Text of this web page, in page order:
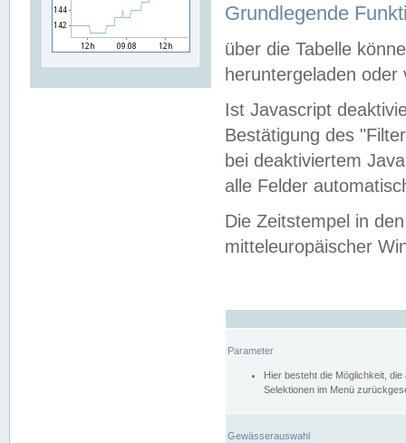
Grundlegende
über die Tabelle
heruntergeladen oder
Ist Javascript
Bestätigung des
bei deaktiviertem
alle Felder
Die Zeitstempel in
mitteleuropäischer
Parameter
Hier besteht die Möglichkeit,
Selektionen im Menü
Gewässerauswahl